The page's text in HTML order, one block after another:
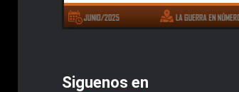
Siguenos en